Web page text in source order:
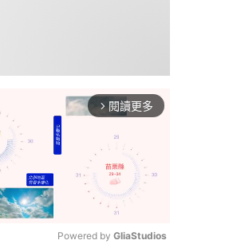
arrow_forward_ios 閱讀更多
Powered by GliaStudios